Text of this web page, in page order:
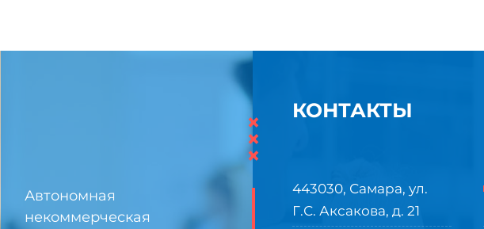
Автономная
некоммерческая
×
×
×
КОНТАКТЫ
443030, Самара, ул.
Г.С. Аксакова, д. 21